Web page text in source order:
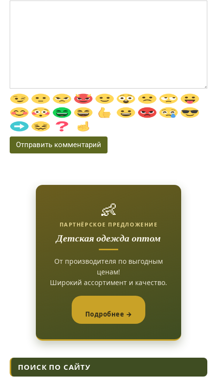
👶
ПАРТНЁРСКОЕ ПРЕДЛОЖЕНИЕ
Детская одежда оптом
От производителя по выгодным
ценам!
Широкий ассортимент и качество.
Подробнее →
ПОИСК ПО САЙТУ